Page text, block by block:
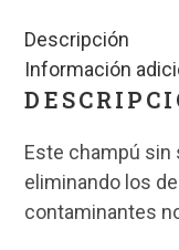
Descripción
Información
Este champú
eliminando los
contaminantes